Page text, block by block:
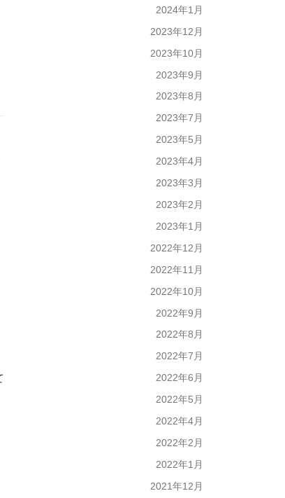
2024年1月
2023年12月
2023年10月
2023年9月
2023年8月
2023年7月
2023年5月
2023年4月
2023年3月
2023年2月
2023年1月
2022年12月
2022年11月
2022年10月
2022年9月
2022年8月
2022年7月
2022年6月
2022年5月
2022年4月
2022年2月
2022年1月
2021年12月